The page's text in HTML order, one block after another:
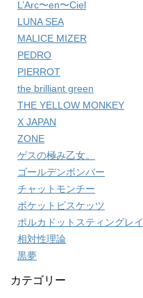
L’Arc〜en〜Ciel
LUNA SEA
MALICE MIZER
PEDRO
PIERROT
the brilliant green
THE YELLOW MONKEY
X JAPAN
ZONE
ゲスの極み乙女。
ゴールデンボンバー
チャットモンチー
ポケットビスケッツ
ポルカドットスティングレイ
相対性理論
黒夢
カテゴリー